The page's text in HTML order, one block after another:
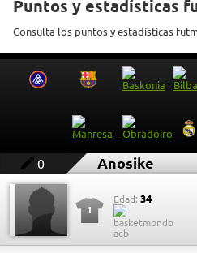
Puntos y estadísticas
Consulta los puntos y estadísticas
0 Anosike
1
Edad: 34